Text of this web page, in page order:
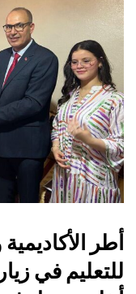
أطر
للتعليم في